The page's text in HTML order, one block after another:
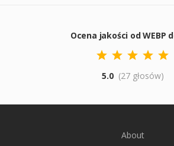
Ocena jakości od WEBP
5.0 (27 głosów)
About